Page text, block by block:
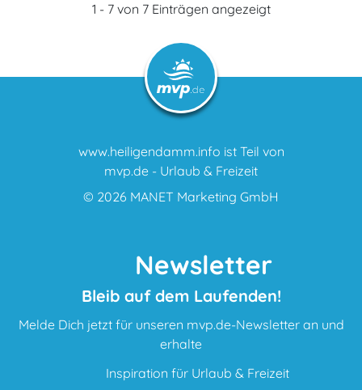
1 - 7 von 7 Einträgen angezeigt
www.heiligendamm.info ist Teil von
mvp.de - Urlaub & Freizeit
© 2026 MANET Marketing GmbH
Newsletter
Bleib auf dem Laufenden!
Melde Dich jetzt für unseren mvp.de-Newsletter an und
erhalte
Inspiration für Urlaub & Freizeit